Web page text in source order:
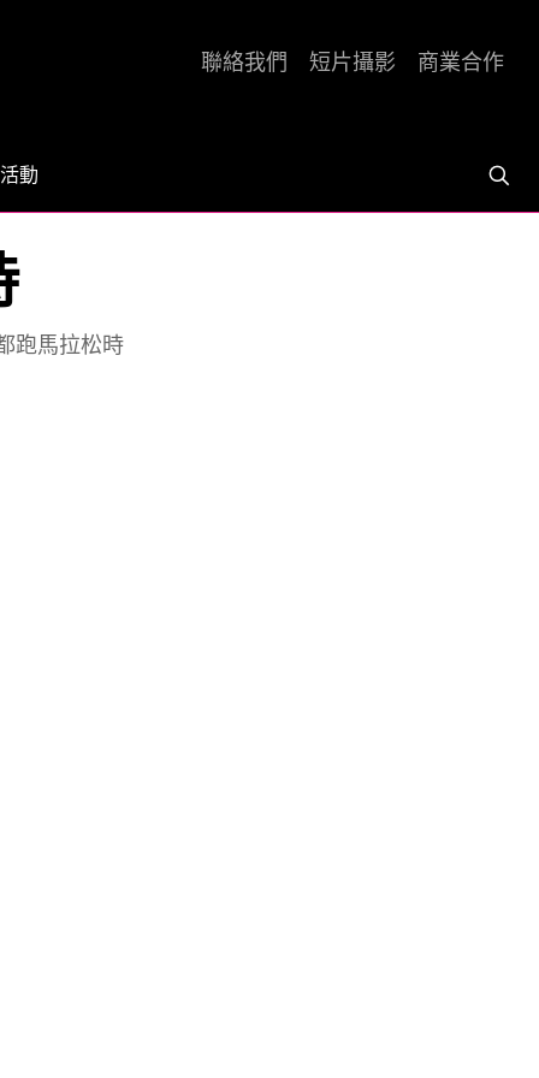
活動
聯絡我們 短片攝影 商業合作
跑馬拉松時